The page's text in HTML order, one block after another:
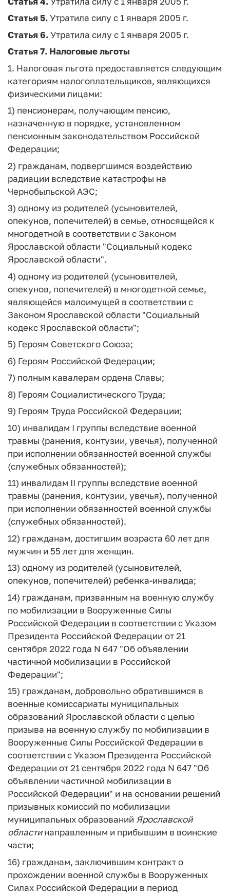
Статья 5.Утратила силу с 1 января 2005 г.
Статья 6.Утратила силу с 1 января 2005 г.
Статья 7. Налоговые льготы
1. Налоговая льгота предоставляется следующим
категориям налогоплательщиков, являющихся
физическими лицами:
1) пенсионерам, получающим пенсию,
назначенную в порядке, установленном
пенсионным законодательством Российской
Федерации;
2) гражданам, подвергшимся воздействию
радиации вследствие катастрофы на
Чернобыльской АЭС;
3) одному из родителей (усыновителей,
опекунов, попечителей) в семье, относящейся к
многодетной в соответствии с Законом
Ярославской области "Социальный кодекс
Ярославской области".
4) одному из родителей (усыновителей,
опекунов, попечителей) в многодетной семье,
являющейся малоимущей в соответствии с
Законом Ярославской области "Социальный
кодекс Ярославской области";
5) Героям Советского Союза;
6) Героям Российской Федерации;
7) полным кавалерам ордена Славы;
8) Героям Социалистического Труда;
9) Героям Труда Российской Федерации;
10) инвалидам I группы вследствие военной
травмы (ранения, контузии, увечья), полученной
при исполнении обязанностей военной службы
(служебных обязанностей);
11) инвалидам II группы вследствие военной
травмы (ранения, контузии, увечья), полученной
при исполнении обязанностей военной службы
(служебных обязанностей).
12) гражданам, достигшим возраста 60 лет для
мужчин и 55 лет для женщин.
13) одному из родителей (усыновителей,
опекунов, попечителей) ребенка-инвалида;
14) гражданам, призванным на военную службу
по мобилизации в Вооруженные Силы
Российской Федерации в соответствии с Указом
Президента Российской Федерации от 21
сентября 2022 года N 647 "Об объявлении
частичной мобилизации в Российской
Федерации";
15) гражданам, добровольно обратившимся в
военные комиссариаты муниципальных
образований Ярославской области с целью
призыва на военную службу по мобилизации в
Вооруженные Силы Российской Федерации в
соответствии с Указом Президента Российской
Федерации от 21 сентября 2022 года N 647 "Об
объявлении частичной мобилизации в
Российской Федерации" и на основании решений
призывных комиссий по мобилизации
муниципальных образований Ярославской
областинаправленным и прибывшим в воинские
части;
16) гражданам, заключившим контракт о
прохождении военной службы в Вооруженных
Силах Российской Федерации в период